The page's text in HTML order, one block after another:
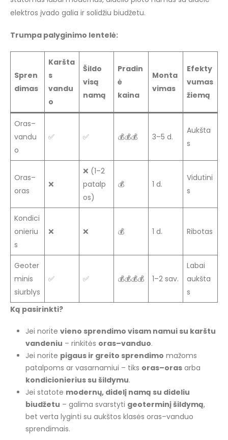
elektros įvado galia ir solidžiu biudžetu.
Trumpa palyginimo lentelė:
Spren
dimas
Karšta
s
vandu
o
Šildo
visą
namą
Pradin
ė
kaina
Monta
vimas
Efekty
vumas
žiemą
Oras–
vandu
o
✅ ✅ 💰💰💰 3–5 d.
Aukšta
s
Oras–
oras
❌
❌ (1–2
patalp
os)
💰 1 d.
Vidutini
s
Kondici
onieriu
s
❌ ❌ 💰 1 d. Ribotas
Geoter
minis
siurblys
✅ ✅ 💰💰💰💰 1–2 sav.
Labai
aukšta
s
Ką pasirinkti?
Jei norite vieno sprendimo visam namui su karštu
vandeniu – rinkitės oras–vanduo.
Jei norite pigaus ir greito sprendimo mažoms
patalpoms ar vasarnamiui – tiks oras–orasarba
kondicionierius su šildymu.
Jei statote modernų, didelį namą su dideliu
biudžetu – galima svarstyti geoterminį šildymą,
bet verta lyginti su aukštos klasės oras–vanduo
sprendimais.